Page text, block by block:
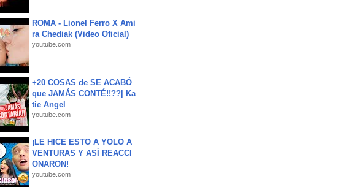
ROMA - Lionel Ferro X Ami
ra Chediak (Video Oficial)
youtube.com
+20 COSAS de SE ACABÓ
que JAMÁS CONTÉ!!??| Ka
tie Angel
youtube.com
¡LE HICE ESTO A YOLO A
VENTURAS Y ASÍ REACCI
ONARON!
youtube.com